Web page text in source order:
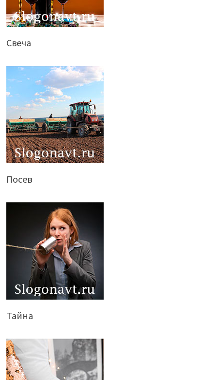
Свеча
Посев
Тайна